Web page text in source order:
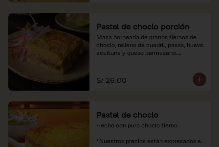
Pastel de choclo porción
Masa horneada de granos tiernos de
choclo, relleno de cuadril, pasas, huevo,
aceituna y queso parmesano.
soles e incluyen impuestos de ley y
recargo al consumo.
S/ 26.00
Pastel de choclo
Hecho con puro choclo tierno.
*Nuestros precios están expresados en